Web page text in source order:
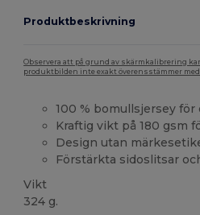
Produktbeskrivning
Observera att på grund av skärmkalibrering
produktbilden inte exakt överensstämmer
100 % bomullsjersey för
Kraftig vikt på 180 gsm
Design utan
Förstärkta sidoslitsar
Vikt
324 g.